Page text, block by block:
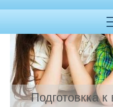
Подготовкка к